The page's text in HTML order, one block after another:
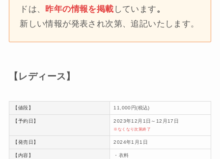
ドは、 昨年の情報を掲載 しています。
新しい情報が発表され次第、追記いたします。
【レディース】
【値段】 11,000円(税込)
【予約日】 2023年12月1日～12月17日
※なくなり次第終了
【発売日】 2024年1月1日
【内容】
・衣料